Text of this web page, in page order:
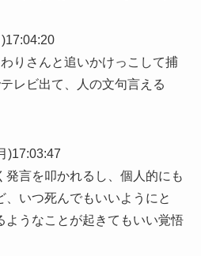
りさんと追いかけっこして捕
レビ出て、人の文句言える
)17:03:47
発言を叩かれるし、個人的にも
、いつ死んでもいいようにと
ようなことが起きてもいい覚悟